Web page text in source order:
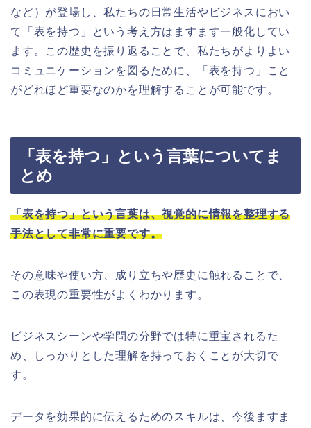
など）が登場し、私たちの日常生活やビジネスにおい
て「表を持つ」という考え方はますます一般化してい
ます。この歴史を振り返ることで、私たちがよりよい
コミュニケーションを図るために、「表を持つ」こと
がどれほど重要なのかを理解することが可能です。
「表を持つ」という言葉についてま
とめ
「表を持つ」という言葉は、視覚的に情報を整理する
手法として非常に重要です。
その意味や使い方、成り立ちや歴史に触れることで、
この表現の重要性がよくわかります。
ビジネスシーンや学問の分野では特に重宝されるた
め、しっかりとした理解を持っておくことが大切で
す。
データを効果的に伝えるためのスキルは、今後ますま